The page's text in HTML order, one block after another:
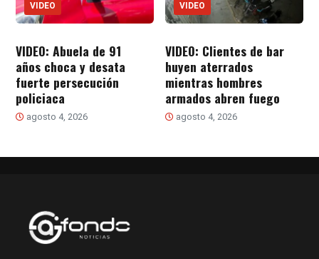
VIDEO
VIDEO: Abuela de 91
años choca y desata
fuerte persecución
policiaca
agosto 4, 2026
VIDEO
VIDEO: Clientes de bar
huyen aterrados
mientras hombres
armados abren fuego
agosto 4, 2026